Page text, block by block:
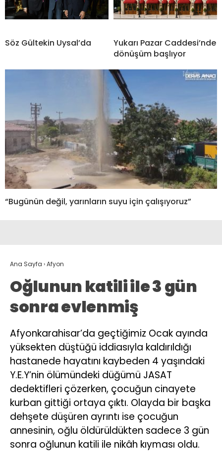
Söz Gültekin Uysal’da
Yukarı Pazar Caddesi’nde
dönüşüm başlıyor
“Bugünün değil, yarınların suyu için çalışıyoruz”
Ana Sayfa ›Afyon
Oğlunun katili ile 3 gün
sonra evlenmiş
Afyonkarahisar’da geçtiğimiz Ocak ayında
yüksekten düştüğü iddiasıyla kaldırıldığı
hastanede hayatını kaybeden 4 yaşındaki
Y.E.Y’nin ölümündeki düğümü JASAT
dedektifleri çözerken, çocuğun cinayete
kurban gittiği ortaya çıktı. Olayda bir başka
dehşete düşüren ayrıntı ise çocuğun
annesinin, oğlu öldürüldükten sadece 3 gün
sonra oğlunun katili ile nikâh kıyması oldu.